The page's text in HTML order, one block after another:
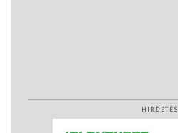
HIRDETÉS